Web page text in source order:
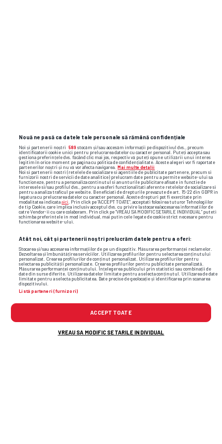
Nouă ne pasă ca datele tale personale să rămână confidențiale
Noi și partenerii noștri 589 stocăm și/sau accesăm informații pe dispozitivul dvs., precum
identificatorii cookie unici pentru prelucrarea datelor cu caracter personal. Puteți accepta sau
gestiona preferințele dvs. făcând clic mai jos, respectiv vă puteți opune utilizării unui interes
legitim în orice moment pe pagina cu politica de confidențialitate. Aceste alegeri vor fi raportate
partenerilor noștri și nu vă vor afecta navigarea. Mai multe detalii
Noi si partenerii nostri (retelele de socializare si agentiile de publicitate partenere, precum si
furnizorii nostri de servicii de date analitice) prelucram date pentru a permite website-ului sa
functioneze, pentru a personaliza continutul si anunturile publicitare afisate in functie de
interesele si/sau profilul dvs., pentru a va oferi functionalitati aferente retelelor de socializare si
pentru a analiza traficul pe website. Beneficiati de drepturile prevazute de art. 15-22 din GDPR in
legatura cu prelucrarea datelor cu caracter personal. Aceste drepturi pot fi exercitate prin
modalitatea indicataaici
. Prin click pe “ACCEPT TOATE”, acceptati folosirea tuturor Tehnologiilor
de tip Cookie, care implica inclusiv acceptul dvs. cu privire la stocarea/accesarea informatiilor de
catre Vendor-ii cu care colaboram. Prin click pe “VREAU SA MODIFIC SETARILE INDIVIDUAL” puteti
schimba preferintele in mod individual, mai putin cele legate de cookie strict necesare pentru
functionarea website-ului.
Atât noi, cât și partenerii noștri prelucrăm datele pentru a oferi:
Stocarea și/sau accesarea informațiilor de pe un dispozitiv. Măsurarea performanței reclamelor.
Dezvoltarea și îmbunătățirea serviciilor. Utilizarea profilurilor pentru selectarea conținutului
personalizat. Crearea profilurilor de conținut personalizat. Utilizarea profilurilor pentru
selectarea publicității personalizate. Crearea profilurilor pentru publicitate personalizată.
Măsurarea performanței conținutului. Înțelegerea publicului prin statistici sau combinații de
date din surse diferite. Utilizarea datelor limitate pentru a selecta conținutul. Utilizarea de date
limitate pentru a selecta publicitatea. Date precise de geolocație și identificarea prin scanarea
dispozitivului.
Listă parteneri (furnizori)
ACCEPT TOATE
VREAU SA MODIFIC SETARILE INDIVIDUAL